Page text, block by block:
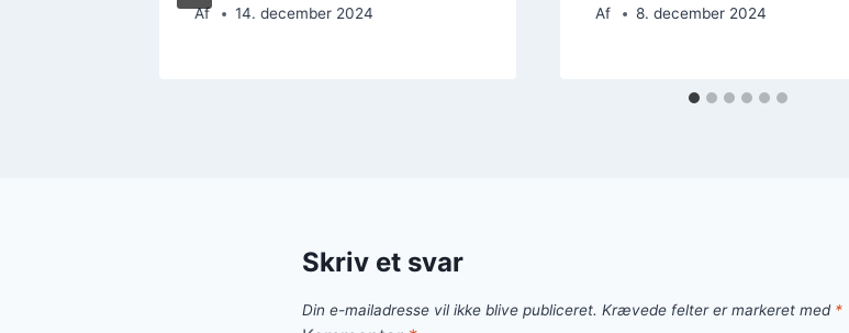
Af 14. december 2024 Af 8. december 2024
Skriv et svar
Din e-mailadresse vil ikke blive publiceret. Krævede felter er markeret med *